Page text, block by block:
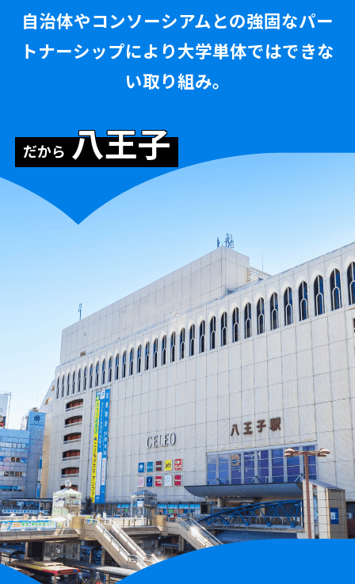
市内の外国人と飲食店を繋ぐSDGsプロジェク
自治体やコンソーシアムとの強固なパー
トナーシップにより大学単体ではできな
い取り組み。
だから 八王子